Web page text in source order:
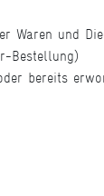
Waren und
Bestellung)
bereits